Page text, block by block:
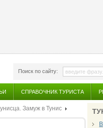
Поиск по сайту:
СПРАВОЧНИК ТУРИСТА
Замуж в Тунис